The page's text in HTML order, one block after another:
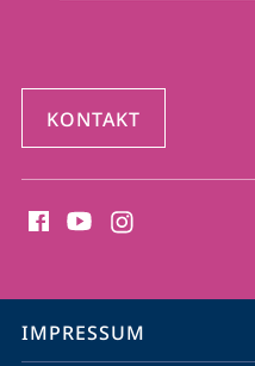
KONTAKT
Media
Service-
IMPRESSUM